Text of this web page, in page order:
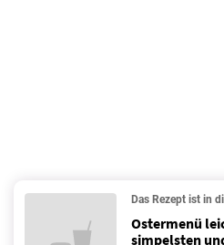
Das Rezept ist in
Ostermenü
simpelsten